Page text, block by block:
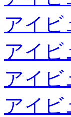
アイビ
アイビ
アイビ
アイビ